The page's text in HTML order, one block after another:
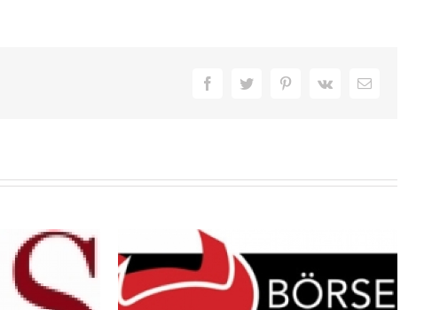
FacebookTwitterPinterest
Vk
E-